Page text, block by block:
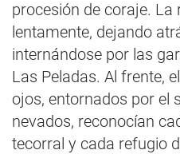
procesión de coraje. La
lentamente, dejando
internándose por las
Las Peladas. Al frente,
ojos, entornados por el
nevados, reconocían
tecorral y cada refugio